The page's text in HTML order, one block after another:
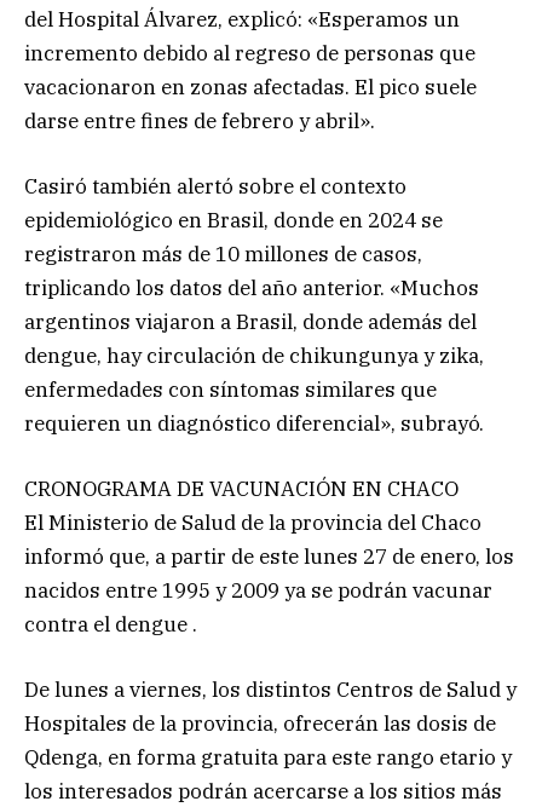
del Hospital Álvarez, explicó: «Esperamos un
incremento debido al regreso de personas que
vacacionaron en zonas afectadas. El pico suele
darse entre fines de febrero y abril».
Casiró también alertó sobre el contexto
epidemiológico en Brasil, donde en 2024 se
registraron más de 10 millones de casos,
triplicando los datos del año anterior. «Muchos
argentinos viajaron a Brasil, donde además del
dengue, hay circulación de chikungunya y zika,
enfermedades con síntomas similares que
requieren un diagnóstico diferencial», subrayó.
CRONOGRAMA DE VACUNACIÓN EN CHACO
El Ministerio de Salud de la provincia del Chaco
informó que, a partir de este lunes 27 de enero, los
nacidos entre 1995 y 2009 ya se podrán vacunar
contra el dengue .
De lunes a viernes, los distintos Centros de Salud y
Hospitales de la provincia, ofrecerán las dosis de
Qdenga, en forma gratuita para este rango etario y
los interesados podrán acercarse a los sitios más